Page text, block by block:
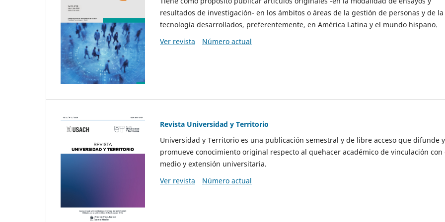
resultados de investigación- en los ámbitos o áreas de la gestión de personas y de la
tecnología desarrollados, preferentemente, en América Latina y el mundo hispano.
Ver revista
Número actual
Revista Universidad y Territorio
Universidad y Territorio es una publicación semestral y de libre acceso que difunde y
promueve conocimiento original respecto al quehacer académico de vinculación con
medio y extensión universitaria.
Ver revista
Número actual